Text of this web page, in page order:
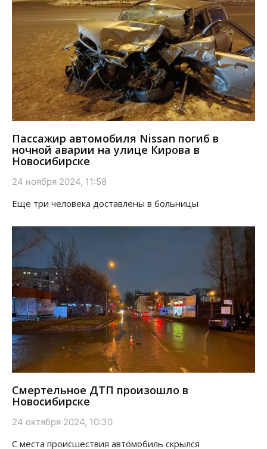
Пассажир автомобиля Nissan погиб в
ночной аварии на улице Кирова в
Новосибирске
24 ноября 2024, 11:58
Еще три человека доставлены в больницы
Смертельное ДТП произошло в
Новосибирске
24 октября 2024, 10:30
С места происшествия автомобиль скрылся